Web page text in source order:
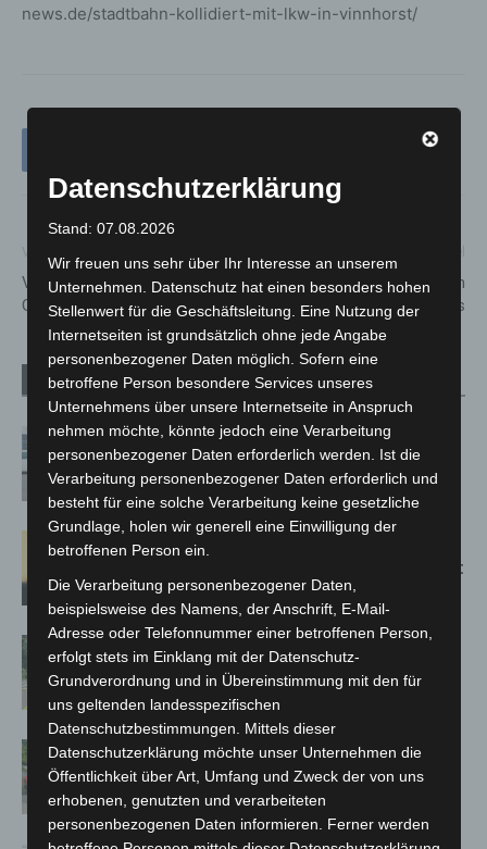
news.de/stadtbahn-kollidiert-mit-lkw-in-vinnhorst/
Vergessene Tasche löst
Großeinsatz am Silbersee aus
Johanniter küren die besten
Retter Deutschlands
Verwandte Artikel Mehr vom Autor
Niedersachsen: Feuerwehrkräfte
kehren nach Waldbrandeinsatz aus
Spanien zurück
Hannover: Erste Tigermücken-
Population in Niedersachsen entdeckt
Brand im „Haus der Begegnung“ in
Neuwarmbüchen schnell eingedämmt
Region Hannover: 21 neue
Notfallsanitäter starten beim Roten
Kreuz
Datenschutzerklärung
Stand: 07.08.2026
Wir freuen uns sehr über Ihr Interesse an unserem
Unternehmen. Datenschutz hat einen besonders hohen
Stellenwert für die Geschäftsleitung. Eine Nutzung der
Internetseiten ist grundsätzlich ohne jede Angabe
personenbezogener Daten möglich. Sofern eine
betroffene Person besondere Services unseres
Unternehmens über unsere Internetseite in Anspruch
nehmen möchte, könnte jedoch eine Verarbeitung
personenbezogener Daten erforderlich werden. Ist die
Verarbeitung personenbezogener Daten erforderlich und
besteht für eine solche Verarbeitung keine gesetzliche
Grundlage, holen wir generell eine Einwilligung der
betroffenen Person ein.
Die Verarbeitung personenbezogener Daten,
beispielsweise des Namens, der Anschrift, E-Mail-
Adresse oder Telefonnummer einer betroffenen Person,
erfolgt stets im Einklang mit der Datenschutz-
Grundverordnung und in Übereinstimmung mit den für
uns geltenden landesspezifischen
Datenschutzbestimmungen. Mittels dieser
Datenschutzerklärung möchte unser Unternehmen die
Öffentlichkeit über Art, Umfang und Zweck der von uns
erhobenen, genutzten und verarbeiteten
personenbezogenen Daten informieren. Ferner werden